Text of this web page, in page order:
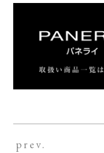
prev.